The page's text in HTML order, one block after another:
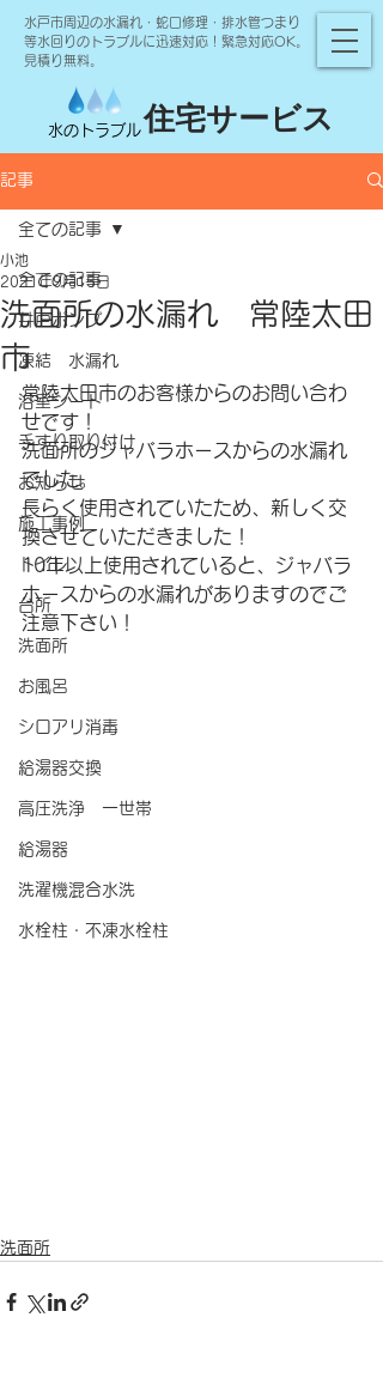
水戸市周辺の水漏れ・蛇口修理・排水管つまり
等水回りのトラブルに迅速対応！緊急対応OK。
見積り無料。
水のトラブル住宅サービス
記事
全ての記事
井戸ポンプ
凍結 水漏れ
浴室シート
手すり取り付け
お知らせ
施工事例
トイレ
台所
洗面所
お風呂
シロアリ消毒
給湯器交換
高圧洗浄 一世帯
給湯器
洗濯機混合水洗
水栓柱・不凍水栓柱
全ての記事
洗面所の水漏れ 常陸太田
市
小池
2021年9月15日
常陸太田市のお客様からのお問い合わ
せです！
洗面所のジャバラホースからの水漏れ
でした。
長らく使用されていたため、新しく交
換させていただきました！
10年以上使用されていると、ジャバラ
ホースからの水漏れがありますのでご
注意下さい！
洗面所